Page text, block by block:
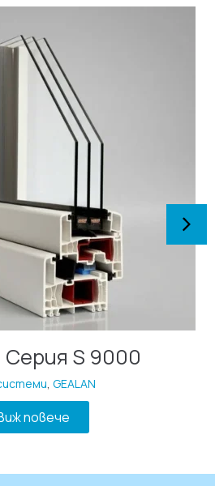
Серия S 9000
, GEALAN
повече